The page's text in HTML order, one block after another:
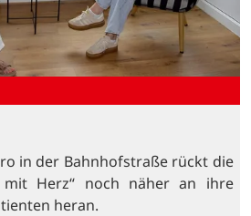
in der Bahnhofstraße rückt die
mit Herz“ noch näher an ihre
heran.